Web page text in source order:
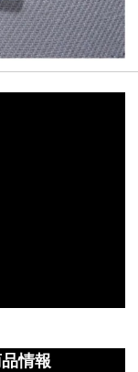
情報